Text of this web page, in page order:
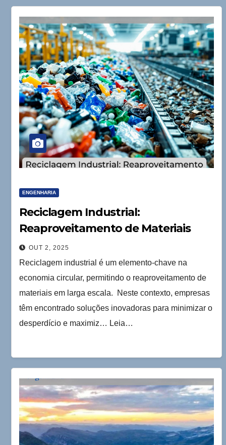
ENGENHARIA
Reciclagem Industrial:
Reaproveitamento de Materiais
OUT 2, 2025
Reciclagem industrial é um elemento-chave na
economia circular, permitindo o reaproveitamento de
materiais em larga escala. Neste contexto, empresas
têm encontrado soluções inovadoras para minimizar o
desperdício e maximiz… Leia…